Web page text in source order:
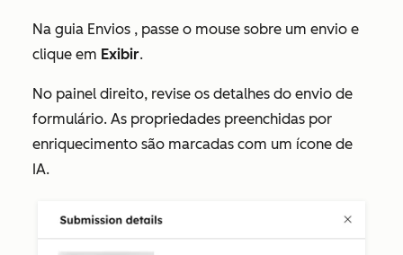
Na guia Envios , passe o mouse sobre um envio e
clique em Exibir.
No painel direito, revise os detalhes do envio de
formulário. As propriedades preenchidas por
enriquecimento são marcadas com um ícone de
IA.